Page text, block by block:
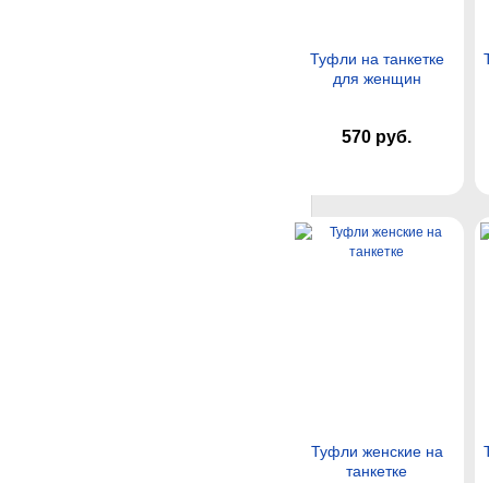
Туфли на танкетке
для женщин
570 руб.
Туфли женские на
танкетке